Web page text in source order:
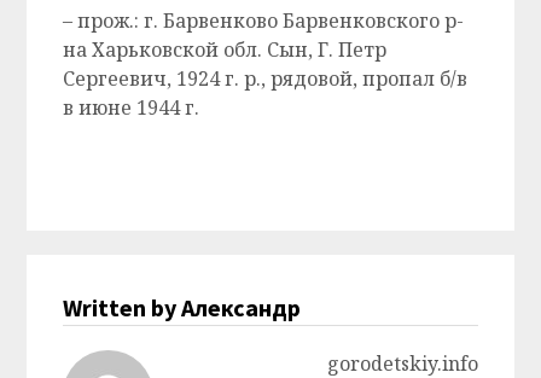
– прож.: г. Барвенково Барвенковского р-
на Харьковской обл. Сын, Г. Петр
Сергеевич, 1924 г. р., рядовой, пропал б/в
в июне 1944 г.
Written by Александр
gorodetskiy.info